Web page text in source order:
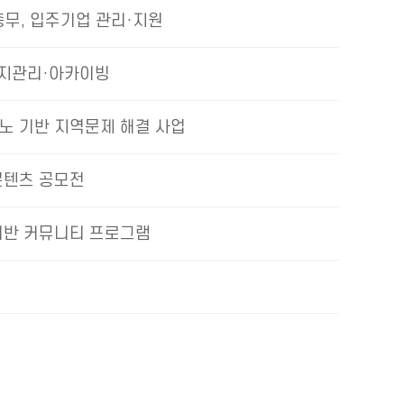
, 입주기업 관리·지원
관리·아카이빙
기반 지역문제 해결 사업
츠 공모전
커뮤니티 프로그램